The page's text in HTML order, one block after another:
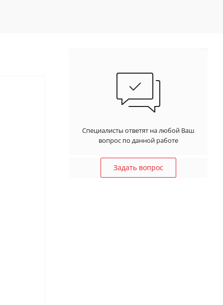
Специалисты ответят на любой Ваш
вопрос по данной работе
Задать вопрос